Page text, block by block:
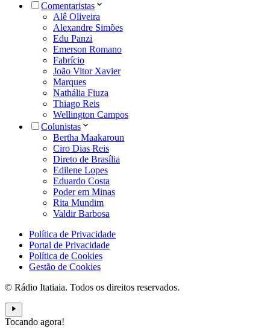
Comentaristas
Alê Oliveira
Alexandre Simões
Edu Panzi
Emerson Romano
Fabrício
João Vitor Xavier
Marques
Nathália Fiuza
Thiago Reis
Wellington Campos
Colunistas
Bertha Maakaroun
Ciro Dias Reis
Direto de Brasília
Edilene Lopes
Eduardo Costa
Poder em Minas
Rita Mundim
Valdir Barbosa
Política de Privacidade
Portal de Privacidade
Política de Cookies
Gestão de Cookies
© Rádio Itatiaia. Todos os direitos reservados.
Tocando agora!